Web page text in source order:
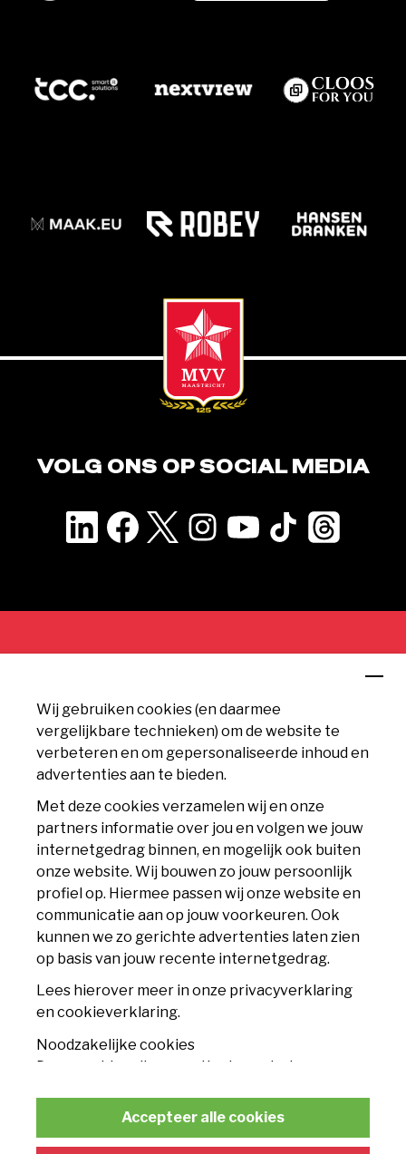
Wij gebruiken cookies (en daarmee
vergelijkbare technieken) om de website te
verbeteren en om gepersonaliseerde inhoud en
advertenties aan te bieden.
Met deze cookies verzamelen wij en onze
partners informatie over jou en volgen we jouw
internetgedrag binnen, en mogelijk ook buiten
onze website. Wij bouwen zo jouw persoonlijk
profiel op. Hiermee passen wij onze website en
communicatie aan op jouw voorkeuren. Ook
kunnen we zo gerichte advertenties laten zien
op basis van jouw recente internetgedrag.
Lees hierover meer in onze privacyverklaring
en cookieverklaring.
Noodzakelijke cookies
Deze cookies zijn essentieel voor het
conform de wet niet worden uitgeschakeld.
Statistische cookies
Accepteer alle cookies
VOLG ONS OP SOCIAL MEDIA
MVV Maastricht
Geusseltweg 11
6225 XS Maastricht
info@mvv.nl
CLUB
Accommodatie
Nieuws
Contact
TICKETS
Seizoenskaart